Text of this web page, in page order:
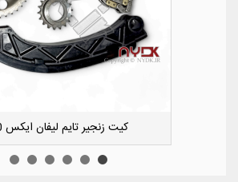
کشویی کوچک سپر عقب راست لیفان ایکس 50